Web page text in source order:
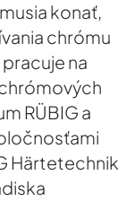
konať,
chrómu
pracuje na
RÜBIG a
Härtetechnik